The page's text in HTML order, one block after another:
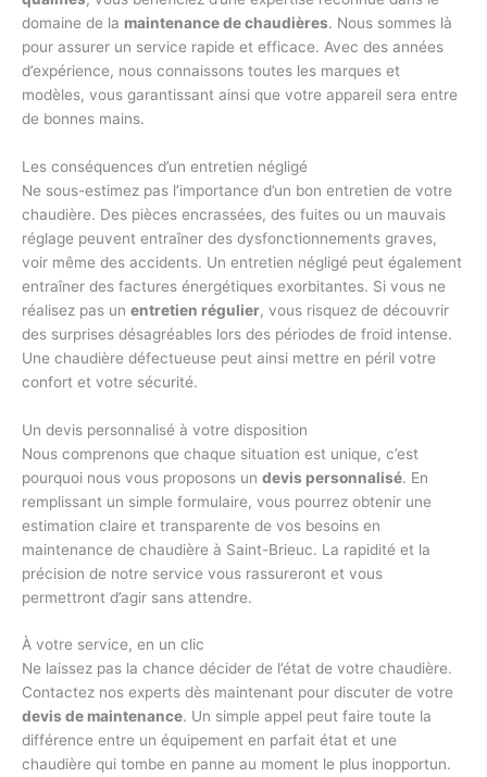
domaine de la maintenance de chaudières. Nous sommes là
pour assurer un service rapide et efficace. Avec des années
d’expérience, nous connaissons toutes les marques et
modèles, vous garantissant ainsi que votre appareil sera entre
de bonnes mains.
Les conséquences d’un entretien négligé
Ne sous-estimez pas l’importance d’un bon entretien de votre
chaudière. Des pièces encrassées, des fuites ou un mauvais
réglage peuvent entraîner des dysfonctionnements graves,
voir même des accidents. Un entretien négligé peut également
entraîner des factures énergétiques exorbitantes. Si vous ne
réalisez pas un entretien régulier, vous risquez de découvrir
des surprises désagréables lors des périodes de froid intense.
Une chaudière défectueuse peut ainsi mettre en péril votre
confort et votre sécurité.
Un devis personnalisé à votre disposition
Nous comprenons que chaque situation est unique, c’est
pourquoi nous vous proposons un devis personnalisé. En
remplissant un simple formulaire, vous pourrez obtenir une
estimation claire et transparente de vos besoins en
maintenance de chaudière à Saint-Brieuc. La rapidité et la
précision de notre service vous rassureront et vous
permettront d’agir sans attendre.
À votre service, en un clic
Ne laissez pas la chance décider de l’état de votre chaudière.
Contactez nos experts dès maintenant pour discuter de votre
devis de maintenance. Un simple appel peut faire toute la
différence entre un équipement en parfait état et une
chaudière qui tombe en panne au moment le plus inopportun.